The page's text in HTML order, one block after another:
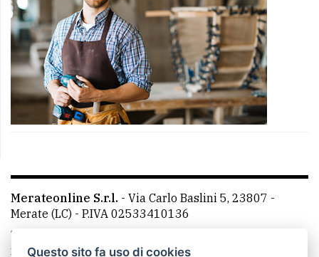
Merateonline S.r.l. - Via Carlo Baslini 5, 23807 -
Merate (LC) - P.IVA 02533410136
Telefono:
mail: redazione@merateonline.it
Questo sito fa uso di cookies